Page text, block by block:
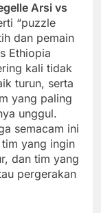
Arsi vs
“puzzle
dan pemain
Ethiopia
kali tidak
turun, serta
yang paling
unggul.
semacam ini
yang ingin
dan tim yang
pergerakan